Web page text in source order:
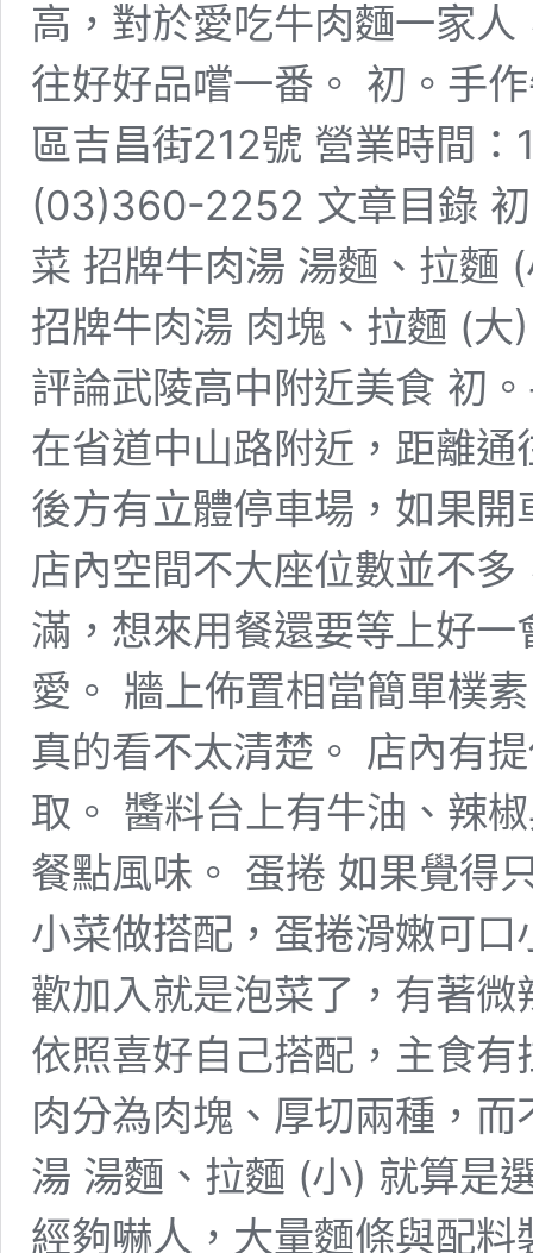
高，對於愛吃牛肉麵一家
往好好品嚐一番。 初。手
區吉昌街212號 營業時間
(03)360-2252 文章目錄
菜 招牌牛肉湯 湯麵、拉麵
招牌牛肉湯 肉塊、拉麵 (
評論武陵高中附近美食 初
在省道中山路附近，距離
後方有立體停車場，如果
店內空間不大座位數並不
滿，想來用餐還要等上好
愛。 牆上佈置相當簡單樸
真的看不太清楚。 店內有
取。 醬料台上有牛油、辣
餐點風味。 蛋捲 如果覺得
小菜做搭配，蛋捲滑嫩可
歡加入就是泡菜了，有著
依照喜好自己搭配，主食
肉分為肉塊、厚切兩種，
湯 湯麵、拉麵 (小) 就算是
經夠嚇人，大量麵條與配